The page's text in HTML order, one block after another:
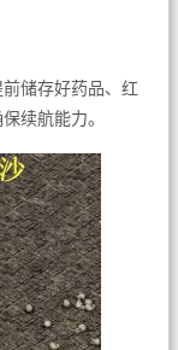
储存好药品、红
续航能力。